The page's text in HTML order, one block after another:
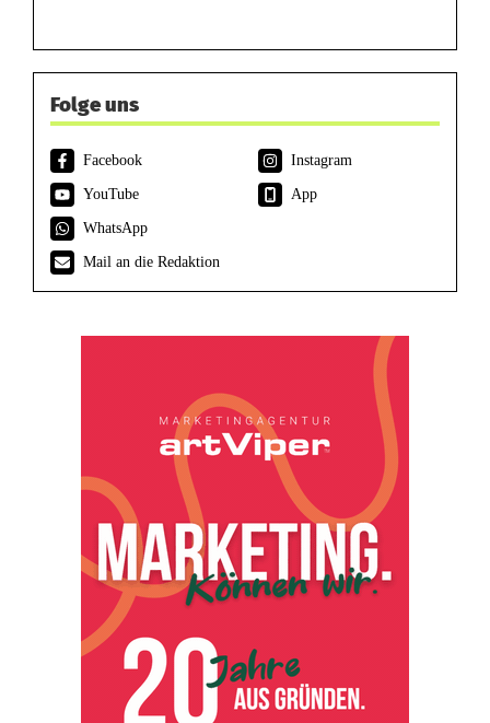
Folge uns
Facebook
Instagram
YouTube
App
WhatsApp
Mail an die Redaktion